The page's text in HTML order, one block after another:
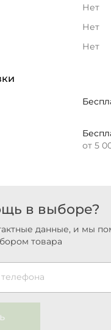
Нет
Нет
Нет
от 5
в выборе?
данные, и мы
товара